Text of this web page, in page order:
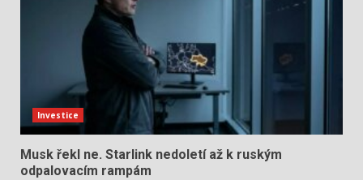
Investice
Musk řekl ne. Starlink nedoletí až k ruským
odpalovacím rampám